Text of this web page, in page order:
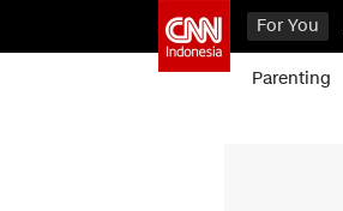
For You
Parenting